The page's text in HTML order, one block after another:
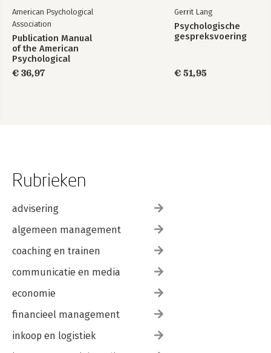
American Psychological
Association
Publication Manual
of the American
Psychological
Association 2020
€ 36,97
Gerrit Lang
Psychologische
gespreksvoering
€ 51,95
Rubrieken
advisering
algemeen management
coaching en trainen
communicatie en media
economie
financieel management
inkoop en logistiek